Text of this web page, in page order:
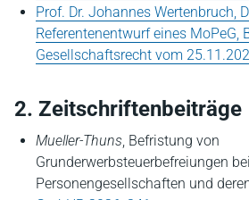
Prof. Dr. Johannes Wertenbruch,
Referentenentwurf eines MoPeG,
Gesellschaftsrecht vom
2. Zeitschriftenbeiträge
Mueller-Thuns, Befristung von
Grunderwerbsteuerbefreiungen bei
Personengesellschaften und